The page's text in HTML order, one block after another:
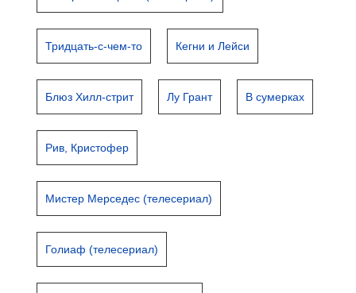
Тридцать-с-чем-то Кегни и Лейси
Блюз Хилл-стрит Лу Грант В сумерках
Рив, Кристофер
Мистер Мерседес (телесериал)
Голиаф (телесериал)